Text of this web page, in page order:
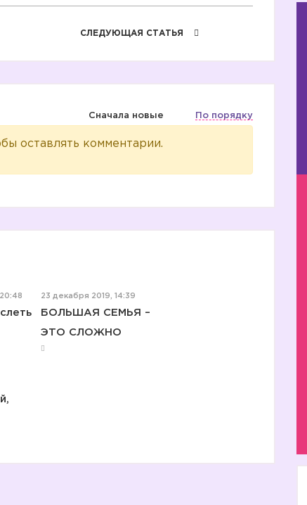
➡️
СЛЕДУЮЩАЯ СТАТЬЯ
Сначала новые По порядку
оставлять комментарии.
23 декабря 2019, 14:39
БОЛЬШАЯ СЕМЬЯ –
ЭТО СЛОЖНО